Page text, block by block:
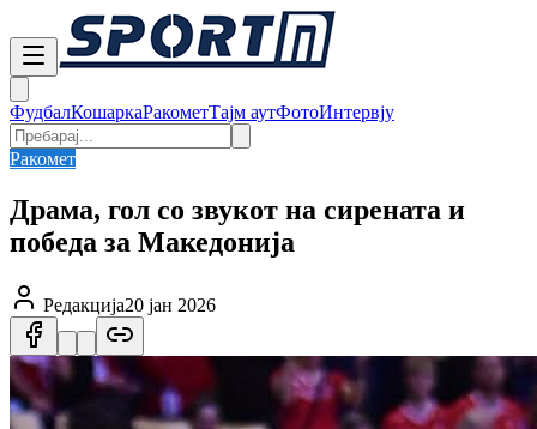
ФудбалКошаркаРакометТајм аутФотоИнтервју
Ракомет
Драма, гол со звукот на сирената и
победа за Македонија
Редакција20 јан 2026